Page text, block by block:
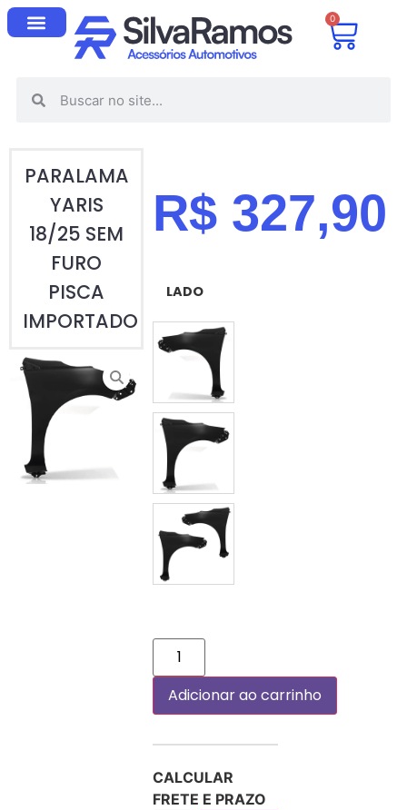
0
PARALAMA
YARIS
18/25 SEM
FURO
PISCA
IMPORTADO
R$ 327,90
LADO
ESQUERDO (MOTORISTA)
Adicionar ao carrinho
CALCULAR
FRETE E PRAZO